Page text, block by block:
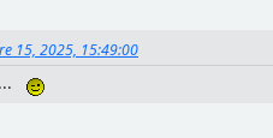
15, 2025, 15:49:00